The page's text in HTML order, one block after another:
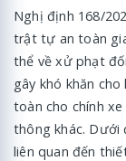
Nghị định 168/
trật tự an toàn
thể về xử phạt
gây khó khăn
toàn cho chính
thông khác.
liên quan đến